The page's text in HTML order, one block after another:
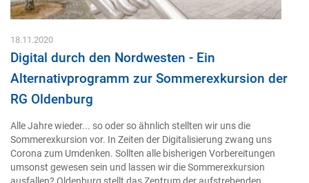
18.11.2020
Digital durch den Nordwesten - Ein
Alternativprogramm zur Sommerexkursion der
RG Oldenburg
Alle Jahre wieder... so oder so ähnlich stellten wir uns die
Sommerexkursion vor. In Zeiten der Digitalisierung zwang uns
Corona zum Umdenken. Sollten alle bisherigen Vorbereitungen
umsonst gewesen sein und lassen wir die Sommerexkursion